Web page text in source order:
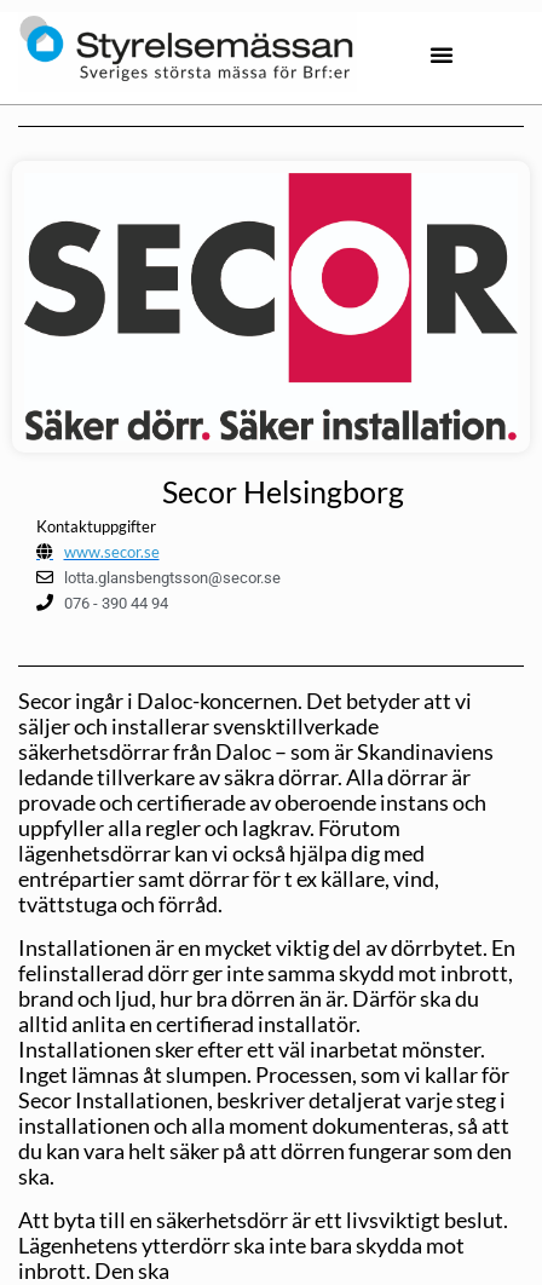
Secor Helsingborg
Kontaktuppgifter
www.secor.se
lotta.glansbengtsson@secor.se
076 - 390 44 94
Secor ingår i Daloc-koncernen. Det betyder att vi
säljer och installerar svensktillverkade
säkerhetsdörrar från Daloc – som är Skandinaviens
ledande tillverkare av säkra dörrar. Alla dörrar är
provade och certifierade av oberoende instans och
uppfyller alla regler och lagkrav. Förutom
lägenhetsdörrar kan vi också hjälpa dig med
entrépartier samt dörrar för t ex källare, vind,
tvättstuga och förråd.
Installationen är en mycket viktig del av dörrbytet. En
felinstallerad dörr ger inte samma skydd mot inbrott,
brand och ljud, hur bra dörren än är. Därför ska du
alltid anlita en certifierad installatör.
Installationen sker efter ett väl inarbetat mönster.
Inget lämnas åt slumpen. Processen, som vi kallar för
Secor Installationen, beskriver detaljerat varje steg i
installationen och alla moment dokumenteras, så att
du kan vara helt säker på att dörren fungerar som den
ska.
Att byta till en säkerhetsdörr är ett livsviktigt beslut.
Lägen­hetens ytterdörr ska inte bara skydda mot
inbrott. Den ska